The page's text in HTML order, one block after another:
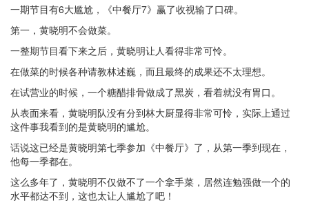
一期节目有6大尴尬，《中餐厅7》赢了收视输了口碑。
第一，黄晓明不会做菜。
一整期节目看下来之后，黄晓明让人看得非常可怜。
在做菜的时候各种请教林述巍，而且最终的成果还不太理想。
在试营业的时候，一个糖醋排骨做成了黑炭，看着就没有胃口。
从表面来看，黄晓明队没有分到林大厨显得非常可怜，实际上通过
这件事我看到的是黄晓明的尴尬。
话说这已经是黄晓明第七季参加《中餐厅》了，从第一季到现在，
他每一季都在。
这么多年了，黄晓明不仅做不了一个拿手菜，居然连勉强做一个的
水平都达不到，这也太让人尴尬了吧！